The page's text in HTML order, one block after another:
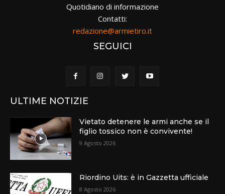
Quotidiano di informazione
Contatti:
redazione@armietiro.it
SEGUICI
ULTIME NOTIZIE
Vietato detenere le armi anche se il
figlio tossico non è convivente!
9 Agosto 2026
Riordino Uits: è in Gazzetta ufficiale
8 Agosto 2026